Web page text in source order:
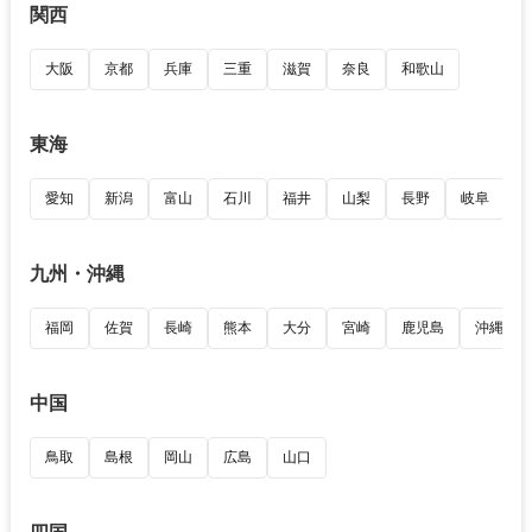
関西
大阪 京都 兵庫 三重 滋賀 奈良 和歌山
東海
愛知 新潟 富山 石川 福井 山梨 長野 岐阜
九州・沖縄
福岡 佐賀 長崎 熊本 大分 宮崎 鹿児島 沖縄
中国
鳥取 島根 岡山 広島 山口